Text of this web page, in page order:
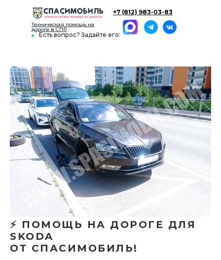
Есть вопрос? Задайте его:
+7 (812) 983-03-83
Техническая помощь на
дороге в СПб
⚡ ПОМОЩЬ НА ДОРОГЕ ДЛЯ
SKODA
ОТ СПАСИМОБИЛЬ!